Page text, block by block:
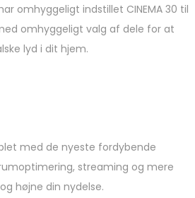
omhyggeligt indstillet CINEMA 30 til
omhyggeligt valg af dele for at
lyd i dit hjem.
med de nyeste fordybende
streaming og mere
højne din nydelse.